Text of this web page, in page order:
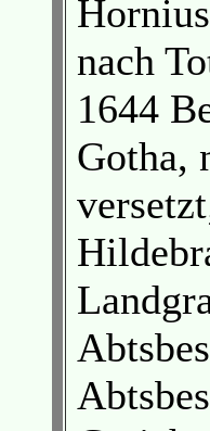
nach
1644
Gotha,